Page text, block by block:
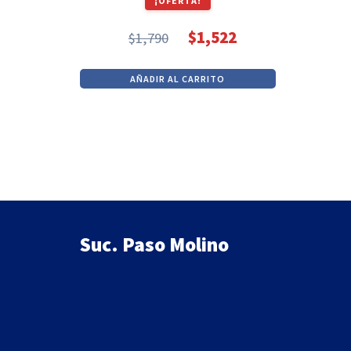
$1,790
precio
original
$1,522
precio
actual
AÑADIR AL CARRITO
Suc. Paso Molino